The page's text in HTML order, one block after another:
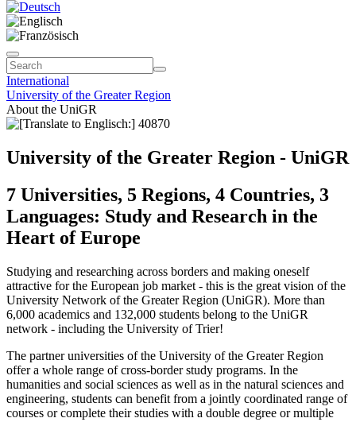
International
University of the Greater Region
About the UniGR
University of the Greater Region - UniGR
7 Universities, 5 Regions, 4 Countries, 3
Languages: Study and Research in the
Heart of Europe
Studying and researching across borders and making oneself
attractive for the European job market - this is the great vision of the
University Network of the Greater Region (UniGR). More than
6,000 academics and 132,000 students belong to the UniGR
network - including the University of Trier!
The partner universities of the University of the Greater Region
offer a whole range of cross-border study programs. In the
humanities and social sciences as well as in the natural sciences and
engineering, students can benefit from a jointly coordinated range of
courses or complete their studies with a double degree or multiple